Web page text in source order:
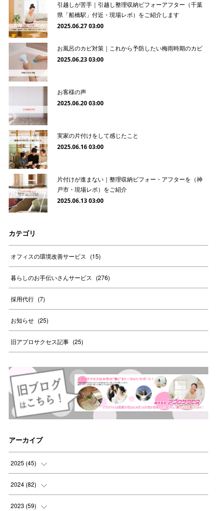
引越しが苦手｜引越し整理収納ビフォーアフター（千葉
県「船橋駅」付近・現場レポ）をご紹介します
2025.06.27 03:00
お風呂のカビ対策｜これから予防したい梅雨時期のカビ
2025.06.23 03:00
お客様の声
2025.06.20 03:00
実家の片付けをして感じたこと
2025.06.16 03:00
片付けが進まない｜整理収納ビフォー・アフターを（神
戸市・現場レポ）をご紹介
2025.06.13 03:00
カテゴリ
オフィスの環境改善サービス (15)
暮らしのお手伝いさんサービス (276)
採用代行 (7)
お知らせ (25)
旧アプロサクセス記事 (25)
アーカイブ
2025 (45)
(8
(8
2024 (82)
(9
2023 (59)